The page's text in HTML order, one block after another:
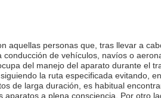
aquellas personas que, tras llevar a
conducción de vehículos, navíos o
del manejo del aparato durante el
la ruta especificada evitando,
de larga duración, es habitual
aparatos a plena consciencia. Por otro